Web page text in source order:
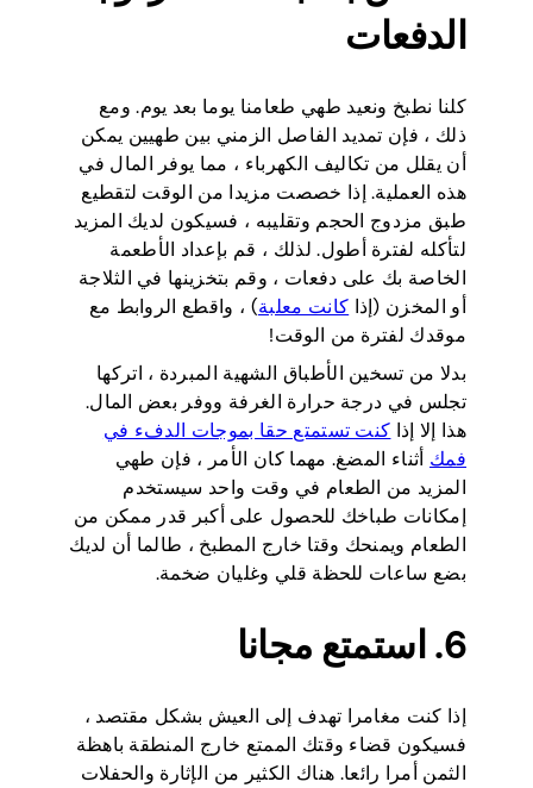
الدفعات
كلنا نطبخ ونعيد طهي طعامنا يوما بعد يوم. ومع
ذلك ، فإن تمديد الفاصل الزمني بين طهيين يمكن
أن يقلل من تكاليف الكهرباء ، مما يوفر المال في
هذه العملية. إذا خصصت مزيدا من الوقت لتقطيع
طبق مزدوج الحجم وتقليبه ، فسيكون لديك المزيد
لتأكله لفترة أطول. لذلك ، قم بإعداد الأطعمة
الخاصة بك على دفعات ، وقم بتخزينها في الثلاجة
أو المخزن (إذا كانت معلبة) ، واقطع الروابط مع
موقدك لفترة من الوقت!
بدلا من تسخين الأطباق الشهية المبردة ، اتركها
تجلس في درجة حرارة الغرفة ووفر بعض المال.
هذا إلا إذا كنت تستمتع حقا بموجات الدفء في
فمك أثناء المضغ. مهما كان الأمر ، فإن طهي
المزيد من الطعام في وقت واحد سيستخدم
إمكانات طباخك للحصول على أكبر قدر ممكن من
الطعام ويمنحك وقتا خارج المطبخ ، طالما أن لديك
بضع ساعات للحظة قلي وغليان ضخمة.
6. استمتع مجانا
إذا كنت مغامرا تهدف إلى العيش بشكل مقتصد ،
فسيكون قضاء وقتك الممتع خارج المنطقة باهظة
الثمن أمرا رائعا. هناك الكثير من الإثارة والحفلات